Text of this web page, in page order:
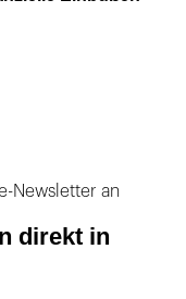
Newsletter an
direkt in